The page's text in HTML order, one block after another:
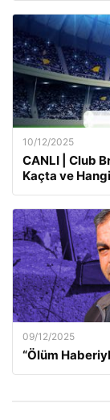
10/12/2025
CANLI | Club
Kaçta ve
09/12/2025
“Ölüm